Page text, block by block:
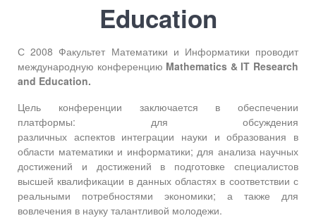
Education
С 2008 Факультет Математики и Информатики проводит
международную конференцию Mathematics & IT Research
and Education.
Цель конференции заключается в обеспечении
платформы: для обсуждения
различных аспектов интеграции науки и образования в
области математики и информатики; для анализа научных
достижений и достижений в подготовке специалистов
высшей квалификации в данных областях в соответствии с
реальными потребностями экономики; а также для
вовлечения в науку талантливой молодежи.